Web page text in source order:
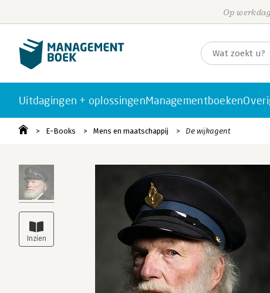
Op
Uitdagingen + oplossingenManagementboeken
E-Books Mens en maatschappij De wijkagent